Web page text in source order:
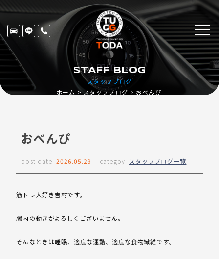
スタッフブログ
STAFF BLOG
ホーム スタッフブログ おべんぴ
おべんぴ
post date: 2026.05.29 categoy: スタッフブログ一覧
筋トレ大好き吉村です。
腸内の動きがよろしくございません。
そんなときは睡眠、適度な運動、適度な食物繊維です。